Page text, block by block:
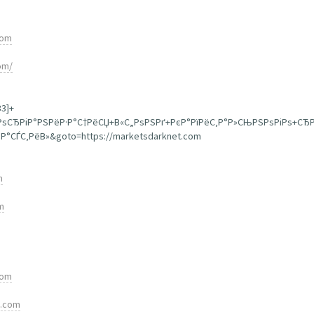
marketsdarknet.com